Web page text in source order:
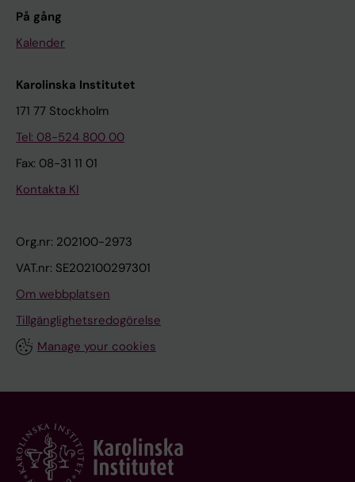
På gång
Kalender
Karolinska Institutet
171 77 Stockholm
Tel: 08-524 800 00
Fax: 08-31 11 01
Kontakta KI
Org.nr: 202100-2973
VAT.nr: SE202100297301
Om webbplatsen
Tillgänglighetsredogörelse
Manage your cookies